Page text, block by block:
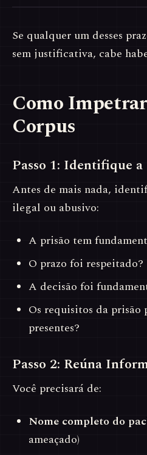
Se qualquer um desses
sem justificativa, cabe
Como
Corpus
Passo 1: Identifique
Antes de mais nada,
ilegal ou abusivo:
A prisão tem
O prazo foi respeitado?
A decisão foi
Os requisitos da prisão
presentes?
Passo 2: Reúna
Você precisará de:
Nome completo do
ameaçado)